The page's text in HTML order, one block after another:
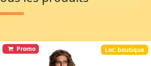
Promo Loc. boutique